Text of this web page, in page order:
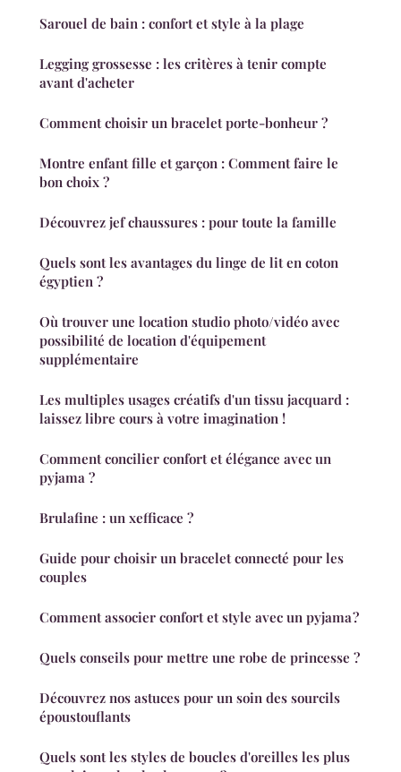
Sarouel de bain : confort et style à la plage
Legging grossesse : les critères à tenir compte
avant d'acheter
Comment choisir un bracelet porte-bonheur ?
Montre enfant fille et garçon : Comment faire le
bon choix ?
Découvrez jef chaussures : pour toute la famille
Quels sont les avantages du linge de lit en coton
égyptien ?
Où trouver une location studio photo/vidéo avec
possibilité de location d'équipement
supplémentaire
Les multiples usages créatifs d'un tissu jacquard :
laissez libre cours à votre imagination !
Comment concilier confort et élégance avec un
pyjama ?
Brulafine : un xefficace ?
Guide pour choisir un bracelet connecté pour les
couples
Comment associer confort et style avec un pyjama ?
Quels conseils pour mettre une robe de princesse ?
Découvrez nos astuces pour un soin des sourcils
époustouflants
Quels sont les styles de boucles d'oreilles les plus